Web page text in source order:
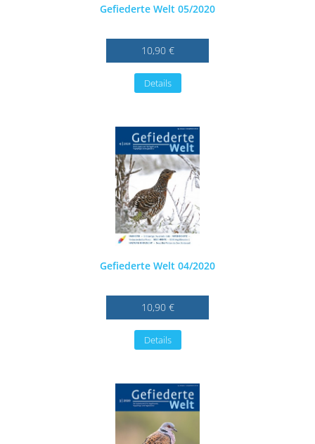
Gefiederte Welt 05/2020
10,90 €
Details
Gefiederte Welt 04/2020
10,90 €
Details